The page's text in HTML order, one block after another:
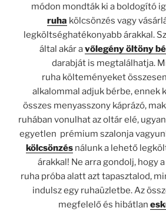
módon mondták ki a boldogító
ruha kölcsönzés vagy
legköltséghatékonyabb árakkal.
által akár avőlegény öltöny
darabját is megtalálhatja.
ruha költeményeket
alkalommal adjuk bérbe, ennek
összes menyasszony káprázó,
ruhában vonulhat az oltár elé,
egyetlen prémium szalonja
kölcsönzés nálunk a lehető
árakkal! Ne arra gondolj, hogy
ruha próba alatt azt tapasztalod,
indulsz egy ruhaüzletbe. Az
megfelelő és hibátlan